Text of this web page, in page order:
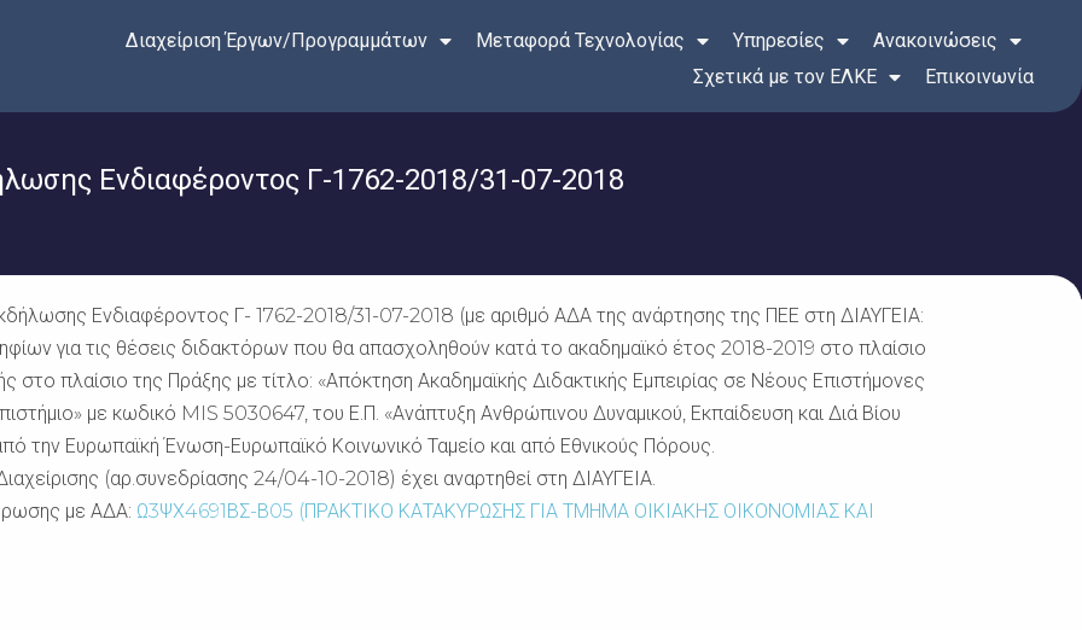
Διαχείριση Έργων/Προγραμμάτων Μεταφορά Τεχνολογίας Υπηρεσίες
Ανακοινώσεις
Σχετικά με τον ΕΛΚΕ
Επικοινωνία
Ενδιαφέροντος Γ-1762-2018/31-07-2018
Ενδιαφέροντος Γ- 1762-2018/31-07-2018 (με αριθμό ΑΔΑ της ανάρτησης της ΠΕΕ στη ΔΙΑΥΓΕΙΑ:
για τις θέσεις διδακτόρων που θα απασχοληθούν κατά το ακαδημαϊκό έτος 2018-2019 στο πλαίσιο
πλαίσιο της Πράξης με τίτλο: «Απόκτηση Ακαδημαϊκής Διδακτικής Εμπειρίας σε Νέους Επιστήμονες
με κωδικό MIS 5030647, του Ε.Π. «Ανάπτυξη Ανθρώπινου Δυναμικού, Εκπαίδευση και Διά Βίου
την Ευρωπαϊκή Ένωση-Ευρωπαϊκό Κοινωνικό Ταμείο και από Εθνικούς Πόρους.
(αρ.συνεδρίασης 24/04-10-2018) έχει αναρτηθεί στη ΔΙΑΥΓΕΙΑ.
με ΑΔΑ: Ω3ΨΧ4691ΒΣ-Β05 (ΠΡΑΚΤΙΚΟ ΚΑΤΑΚΥΡΩΣΗΣ ΓΙΑ ΤΜΗΜΑ ΟΙΚΙΑΚΗΣ ΟΙΚΟΝΟΜΙΑΣ ΚΑΙ